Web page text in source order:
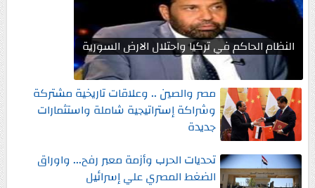
النظام الحاكم في تركيا واحتلال الارض السورية
مصر والصين .. وعلاقات تاريخية مشتركة
وشراكة إستراتيجية شاملة واستثمارات
جديدة
تحديات الحرب وأزمة معبر رفح... واوراق
الضغط المصري علي إسرائيل